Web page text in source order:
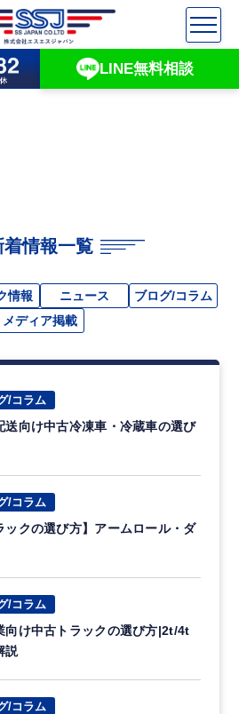
LINE無料相談
着情報一覧
情報 ニュース
ブログ/コラム
メディア掲載
/コラム
送向け中古冷凍車・冷蔵車の選び
/コラム
ックの選び方】アームロール・ダ
/コラム
向け中古トラックの選び方|2t/4t
説
/コラム